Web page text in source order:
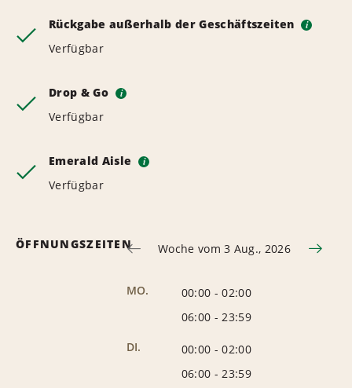
Rückgabe außerhalb der Geschäftszeiten i
Verfügbar
Drop & Go i
Verfügbar
Emerald Aisle i
Verfügbar
ÖFFNUNGSZEITEN Woche vom 3 Aug., 2026
MO. 00:00 -02:00
06:00 - 23:59
DI.
00:00 -02:00
06:00 - 23:59